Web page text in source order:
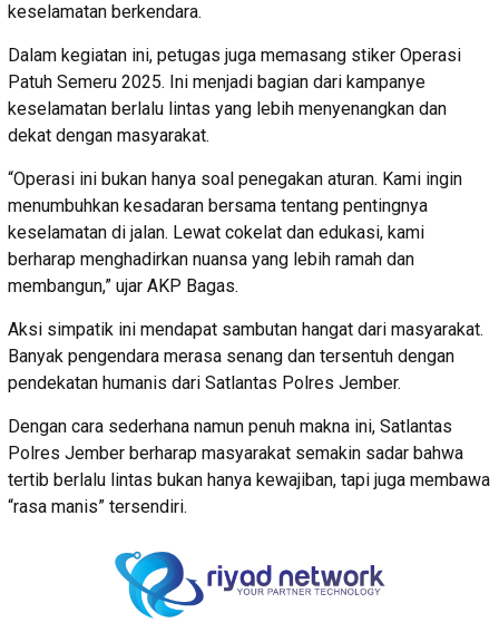
keselamatan berkendara.
Dalam kegiatan ini, petugas juga memasang stiker Operasi
Patuh Semeru 2025. Ini menjadi bagian dari kampanye
keselamatan berlalu lintas yang lebih menyenangkan dan
dekat dengan masyarakat.
“Operasi ini bukan hanya soal penegakan aturan. Kami ingin
menumbuhkan kesadaran bersama tentang pentingnya
keselamatan di jalan. Lewat cokelat dan edukasi, kami
berharap menghadirkan nuansa yang lebih ramah dan
membangun,” ujar AKP Bagas.
Aksi simpatik ini mendapat sambutan hangat dari masyarakat.
Banyak pengendara merasa senang dan tersentuh dengan
pendekatan humanis dari Satlantas Polres Jember.
Dengan cara sederhana namun penuh makna ini, Satlantas
Polres Jember berharap masyarakat semakin sadar bahwa
tertib berlalu lintas bukan hanya kewajiban, tapi juga membawa
“rasa manis” tersendiri.